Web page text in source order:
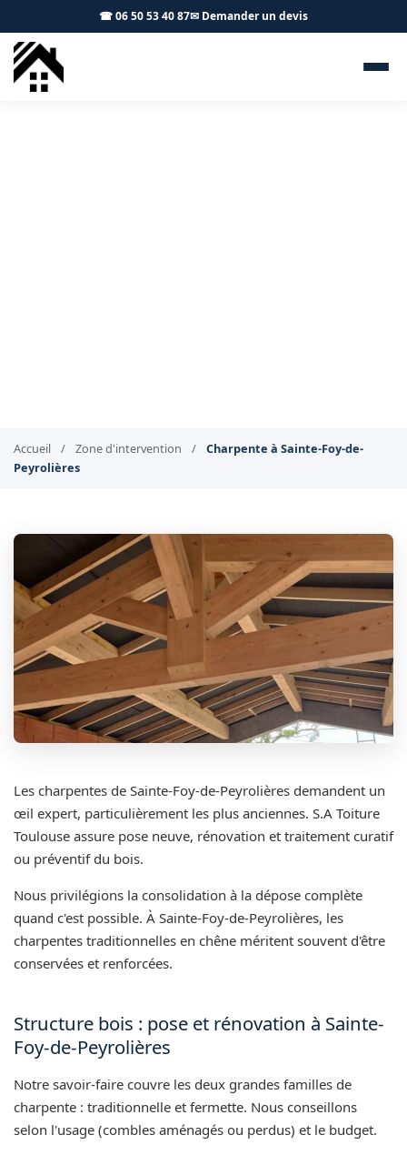
☎ 06 50 53 40 87✉ Demander un devis
Accueil / Zone d'intervention /
Charpente à Sainte-Foy-de-
Peyrolières
Les charpentes de Sainte-Foy-de-Peyrolières demandent un
œil expert, particulièrement les plus anciennes. S.A Toiture
Toulouse assure pose neuve, rénovation et traitement curatif
ou préventif du bois.
Nous privilégions la consolidation à la dépose complète
quand c'est possible. À Sainte-Foy-de-Peyrolières, les
charpentes traditionnelles en chêne méritent souvent d'être
conservées et renforcées.
Structure bois : pose et rénovation à Sainte-
Foy-de-Peyrolières
Notre savoir-faire couvre les deux grandes familles de
charpente : traditionnelle et fermette. Nous conseillons
selon l'usage (combles aménagés ou perdus) et le budget.